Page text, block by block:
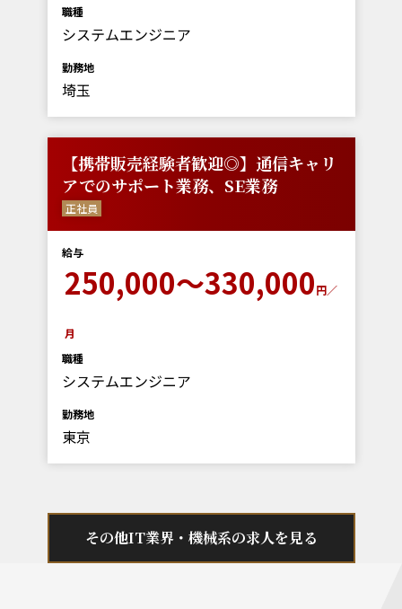
職種
システムエンジニア
勤務地
埼玉
【携帯販売経験者歓迎◎】通信キャリ
アでのサポート業務、SE業務
正社員
給与
250,000～330,000円／
月
職種
システムエンジニア
勤務地
東京
その他IT業界・機械系の求人を見る